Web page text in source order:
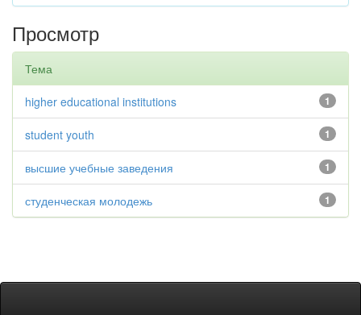
Просмотр
Тема
1
higher educational institutions
1
student youth
1
высшие учебные заведения
1
студенческая молодежь